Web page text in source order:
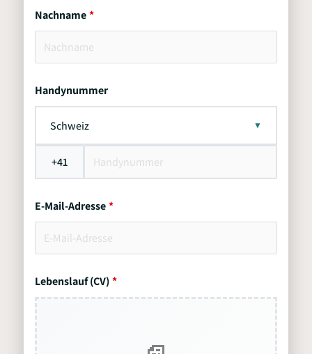
Nachname
Handynummer
Schweiz
+41
E-Mail-Adresse
Lebenslauf (CV)